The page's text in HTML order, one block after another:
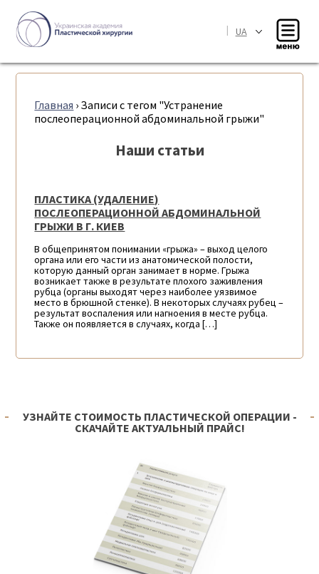
| UA
Главная › Записи с тегом "Устранение
послеоперационной абдоминальной грыжи"
Наши статьи
ПЛАСТИКА (УДАЛЕНИЕ)
ПОСЛЕОПЕРАЦИОННОЙ АБДОМИНАЛЬНОЙ
ГРЫЖИ В Г. КИЕВ
В общепринятом понимании «грыжа» – выход целого
органа или его части из анатомической полости,
которую данный орган занимает в норме. Грыжа
возникает также в результате плохого заживления
рубца (органы выходят через наиболее уязвимое
место в брюшной стенке). В некоторых случаях рубец –
результат воспаления или нагноения в месте рубца.
Также он появляется в случаях, когда […]
УЗНАЙТЕ СТОИМОСТЬ ПЛАСТИЧЕСКОЙ ОПЕРАЦИИ -
СКАЧАЙТЕ АКТУАЛЬНЫЙ ПРАЙС!